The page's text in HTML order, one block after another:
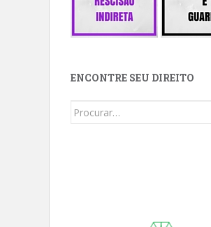
ENCONTRE SEU DIREITO
Buscar: